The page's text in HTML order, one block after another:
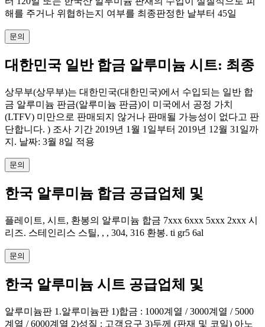
해를 주거나 위협하는지 여부를 최종판정한 날부터 45일
문의
대한민국 일반 합금 알루미늄 시트: 최종
상무부(상무부)는 대한민국(대한민국)에서 수입되는 일반 합
금 알루미늄 판금(알루미늄 판금)이 미국에서 공정 가치
(LTFV) 미만으로 판매되지 않거나 판매될 가능성이 없다고 판
단합니다. ) 조사 기간 2019년 1월 1일부터 2019년 12월 31일까
지. 날짜: 3월 8일 적용
문의
한국 알루미늄 합금 공급업체 및
플레이트, 시트, 환봉의 알루미늄 합금 7xxx 6xxx 5xxx 2xxx 시
리즈. 스테인리스 스틸, , , 304, 316 환봉. ti gr5 6al
문의
한국 알루미늄 시트 공급업체 및
알루미늄판 1.알루미늄판 1)합금 : 1000계열 / 3000계열 / 5000
계열 / 6000계열 2)성질 : 고객요구 3)두께 (판재 및 코일) 아노